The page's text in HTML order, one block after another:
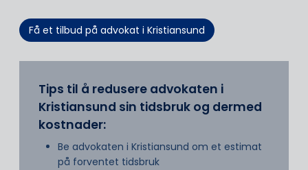
Få et tilbud på advokat i Kristiansund
Tips til å redusere advokaten i
Kristiansund sin tidsbruk og dermed
kostnader:
Be advokaten i Kristiansund om et estimat
på forventet tidsbruk